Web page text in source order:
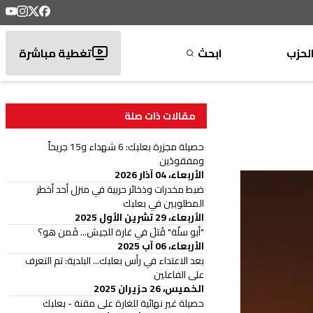
الحزب ابحث تغطية مباشرة
مقالات ذات صلة
حصيلة مجزرة بعلبك: 6 شهداء و15 جريحاً
ومفقودَين
الأربعاء، 04 آذار 2026
ضبط مخدرات وذخائر حربية في منزل أحد أخطر
المطلوبين في بعلبك
الأربعاء، 29 تشرين الأول 2025
"أبو سلّة" قُتلَ في غارة للجيش... فَمن هو؟
الأربعاء، 06 آب 2025
بعد الاعتداء في رأس بعلبك... البلدية: تم التعرف
على الفاعلين
الخميس، 26 حزيران 2025
حصيلة غير نهائية للغارة على مقنة - بعلبك